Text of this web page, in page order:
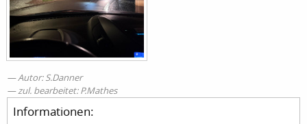
Autor: S.Danner
zul. bearbeitet: P.Mathes
Informationen: